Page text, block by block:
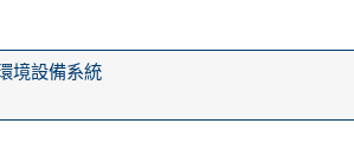
境設備系統